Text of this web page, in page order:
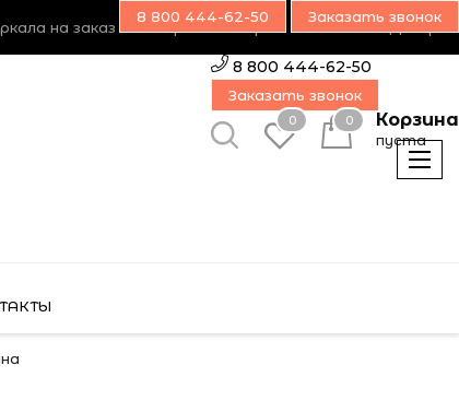
на заказ Возврат товара Наш блог Дилерам
8 800 444-62-50
Заказать звонок
0 0 Корзина
пуста
8 800 444-62-50 Заказать звонок